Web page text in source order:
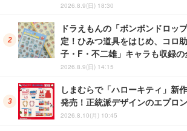
2026.8.9(日) 18:30
ドラえもんの「ボンボンドロッ
定！ひみつ道具をはじめ、コロ
子・F・不二雄」キャラも収録の
2026.8.9(日) 14:15
しまむらで「ハローキティ」新
発売！正統派デザインのエプロ
2026.8.10(月) 10:45